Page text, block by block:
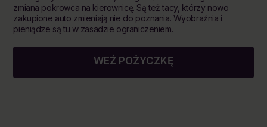
zmiana pokrowca na kierownicę. Są też tacy, którzy nowo
zakupione auto zmieniają nie do poznania. Wyobraźnia i
pieniądze są tu w zasadzie ograniczeniem.
WEŹ POŻYCZKĘ